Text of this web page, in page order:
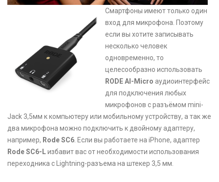
Смартфоны имеют только один
вход для микрофона. Поэтому
если вы хотите записывать
несколько человек
одновременно, то
целесообразно использовать
RODE AI-Micro аудиоинтерфейс
для подключения любых
микрофонов с разъёмом mini-
Jack 3,5мм к компьютеру или мобильному устройству, а так же
два микрофона можно подключить к двойному адаптеру,
например, Rode SC6 . Если вы работаете на iPhone, адаптер
Rode SC6-Lизбавит вас от необходимости использования
переходника с Lightning-разъема на штекер 3,5 мм.